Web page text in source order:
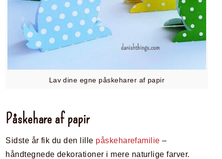
Lav dine egne påskeharer af papir
Påskehare af papir
Sidste år fik du den lille påskeharefamilie –
håndtegnede dekorationer i mere naturlige farver.